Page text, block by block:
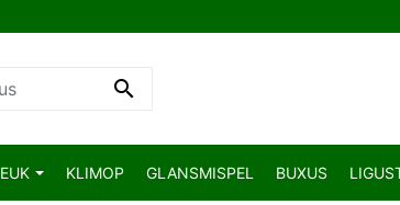

KLIMOP GLANSMISPEL BUXUS